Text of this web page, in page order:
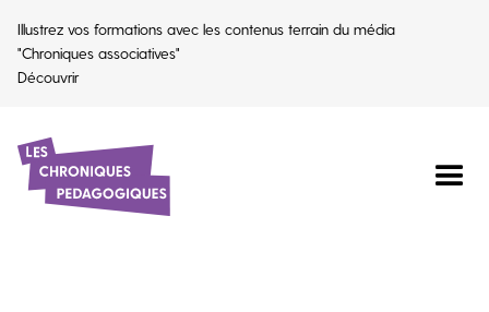
Illustrez vos formations avec les contenus terrain du média
"Chroniques associatives"
Découvrir